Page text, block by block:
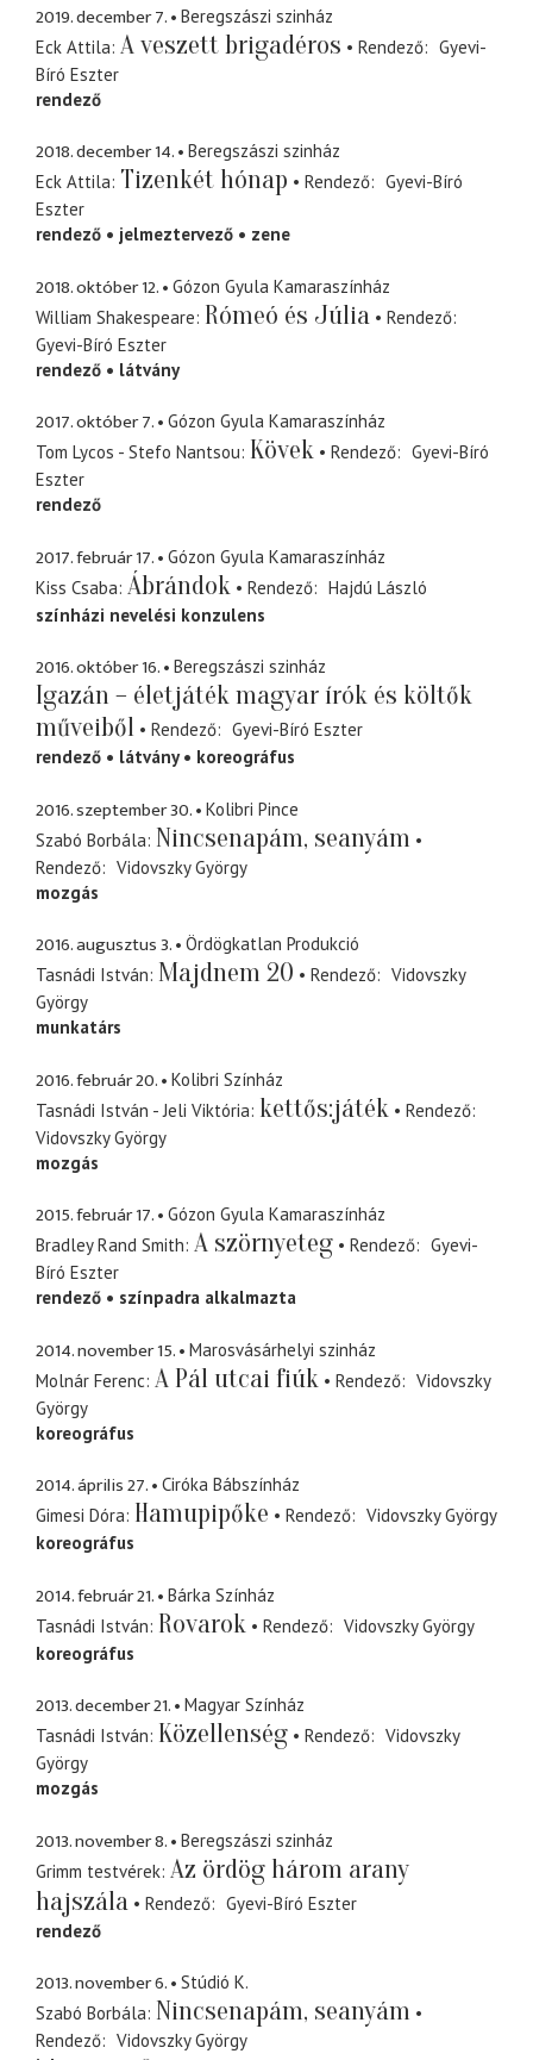
2019. december 7.
Beregszászi szinház
Eck Attila A veszett brigadéros Rendező
Gyevi-
Bíró Eszter
rendező
2018. december 14.
Beregszászi szinház
Eck Attila Tizenkét hónap Rendező
Gyevi-Bíró
Eszter
rendező
jelmeztervező zene
2018. október 12.
Gózon Gyula Kamaraszínház
William Shakespeare Rómeó és Júlia
Rendező
Gyevi-Bíró Eszter
rendező
látvány
2017. október 7.
Gózon Gyula Kamaraszínház
Tom Lycos - Stefo Nantsou Kövek Rendező
Gyevi-Bíró
Eszter
rendező
2017. február 17.
Gózon Gyula Kamaraszínház
Kiss Csaba Ábrándok Rendező
Hajdú László
színházi nevelési konzulens
2016. október 16. Beregszászi szinház
Igazán – életjáték magyar írók és költők
műveiből
Rendező
Gyevi-Bíró Eszter
rendező
látvány koreográfus
2016. szeptember 30.
Kolibri Pince
Szabó Borbála Nincsenapám, seanyám
Rendező
Vidovszky György
mozgás
2016. augusztus 3.
Ördögkatlan Produkció
Tasnádi István Majdnem 20 Rendező
Vidovszky
György
munkatárs
2016. február 20.
Kolibri Színház
Tasnádi István - Jeli Viktória kettős:játék
Rendező
Vidovszky György
mozgás
2015. február 17.
Gózon Gyula Kamaraszínház
Bradley Rand Smith A szörnyeteg Rendező
Gyevi-
Bíró Eszter
rendező
színpadra alkalmazta
2014. november 15.
Marosvásárhelyi szinház
Molnár Ferenc A Pál utcai fiúk Rendező
Vidovszky
György
koreográfus
2014. április 27.
Ciróka Bábszínház
Gimesi Dóra Hamupipőke Rendező
Vidovszky György
koreográfus
2014. február 21.
Bárka Színház
Tasnádi István Rovarok Rendező
Vidovszky György
koreográfus
2013. december 21.
Magyar Színház
Tasnádi István Közellenség Rendező
Vidovszky
György
mozgás
2013. november 8.
Beregszászi szinház
Grimm testvérek Az ördög három arany
hajszála
Rendező
Gyevi-Bíró Eszter
rendező
2013. november 6.
Stúdió K.
Szabó Borbála Nincsenapám, seanyám
Rendező
Vidovszky György